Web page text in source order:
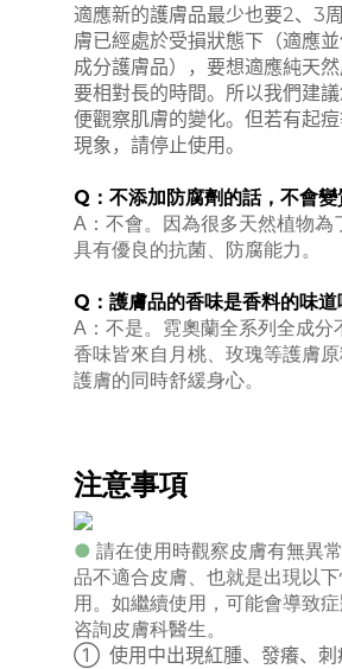
適應新的護膚品最少也要2、 3
膚已經處於受損狀態下（適應
成分護膚品），要想適應純天
要相對長的時間。所以我們建議
便觀察肌膚的變化。但若有起
現象，請停止使用。
Q：不添加防腐劑的話，不會變
A：不會。因為很多天然植物為
具有優良的抗菌、防腐能力。
Q：護膚品的香味是香料的味道
A：不是。霓奧蘭全系列全成分
香味皆來自月桃、玫瑰等護膚
護膚的同時舒緩身心。
注意事項
● 請在使用時觀察皮膚有無異
品不適合皮膚、也就是出現以
用。如繼續使用，可能會導致
咨詢皮膚科醫生。
① 使用中出現紅腫、發癢、